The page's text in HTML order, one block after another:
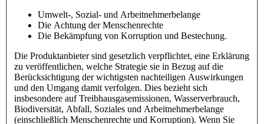
Umwelt-, Sozial- und Arbeitnehmerbelange
Die Achtung der Menschenrechte
Die Bekämpfung von Korruption und Bestechung.
Die Produktanbieter sind gesetzlich verpflichtet, eine Erklärung
zu veröffentlichen, welche Strategie sie in Bezug auf die
Berücksichtigung der wichtigsten nachteiligen Auswirkungen
und den Umgang damit verfolgen. Dies bezieht sich
insbesondere auf Treibhausgasemissionen, Wasserverbrauch,
Biodiversität, Abfall, Soziales und Arbeitnehmerbelange
(einschließlich Menschenrechte und Korruption). Wenn Sie